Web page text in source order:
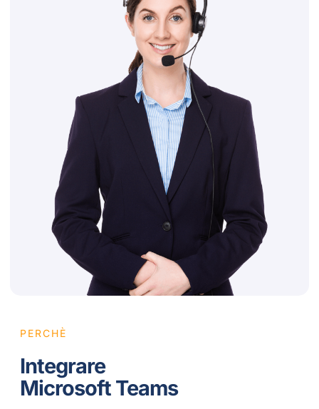
PERCHÈ
Integrare
Microsoft Teams